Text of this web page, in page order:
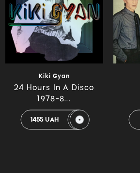
Kiki Gyan
24 Hours In A Disco
1978-8...
1455 UAH